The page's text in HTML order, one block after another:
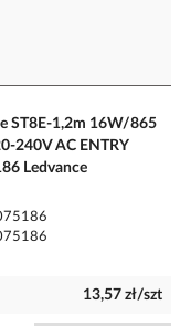
ST8E-1,2m 16W/865
240V AC ENTRY
Ledvance
13,57 zł/szt